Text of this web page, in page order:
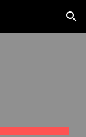
Skip to navigation